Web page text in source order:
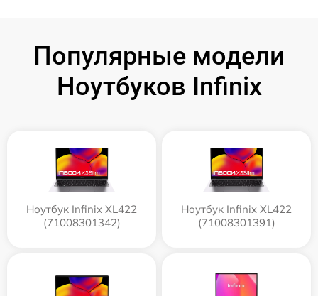
Популярные модели
Ноутбуков Infinix
Ноутбук Infinix XL422
(71008301342)
Ноутбук Infinix XL422
(71008301391)